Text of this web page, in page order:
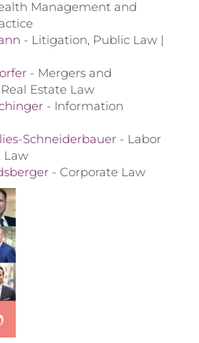
Management and
- Litigation, Public Law |
- Mergers and
Estate Law
- Information
Schneiderbauer - Labor
Law
- Corporate Law